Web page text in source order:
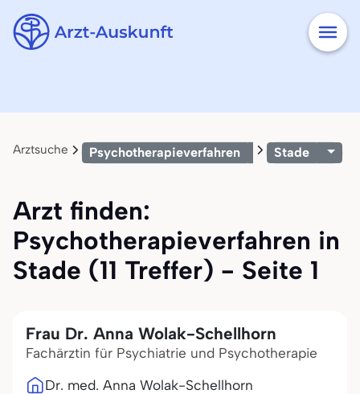
Arztsuche Psychotherapieverfahren Stade
Arzt finden:
Psychotherapieverfahren in
Stade (11 Treffer) - Seite 1
Frau Dr. Anna Wolak-Schellhorn
Fachärztin für Psychiatrie und Psychotherapie
Dr. med. Anna Wolak-Schellhorn